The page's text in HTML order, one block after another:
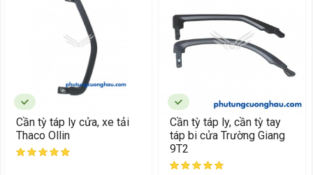
Cần tỳ táp ly cửa, xe tải
Thaco Ollin
Cần tỳ táp ly, cần tỳ tay
táp bi cửa Trường Giang
9T2